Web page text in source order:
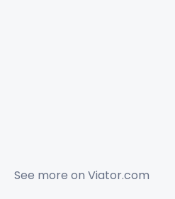
See more on Viator.com